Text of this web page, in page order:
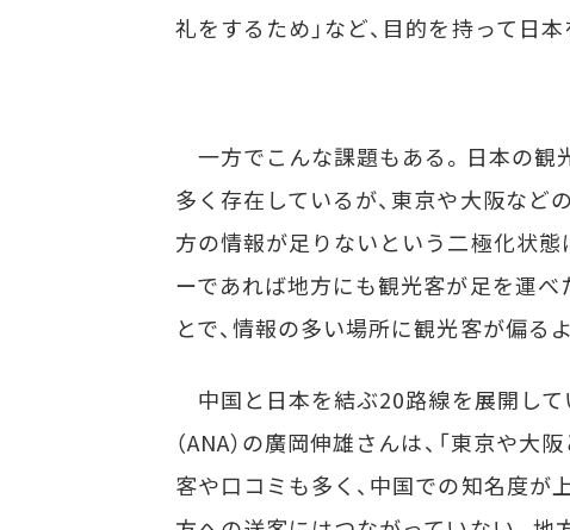
礼をするため」など、目的を持って日
一方でこんな課題もある。日本の観
多く存在しているが、東京や大阪など
方の情報が足りないという二極化状態
ーであれば地方にも観光客が足を運べ
とで、情報の多い場所に観光客が偏る
中国と日本を結ぶ20路線を展開して
（ANA）の廣岡伸雄さんは、「東京や大
客や口コミも多く、中国での知名度が